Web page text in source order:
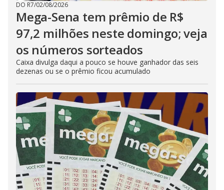
DO R7/02/08/2026
Mega-Sena tem prêmio de R$
97,2 milhões neste domingo; veja
os números sorteados
Caixa divulga daqui a pouco se houve ganhador das seis
dezenas ou se o prêmio ficou acumulado